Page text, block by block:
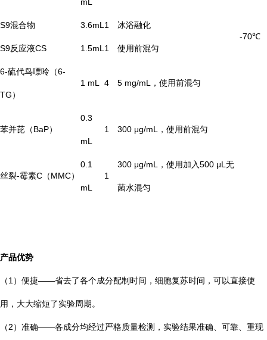
-70℃
S9混合物 3.6mL 1 冰浴融化
S9反应液CS 1.5mL 1 使用前混匀
6-硫代鸟嘌呤（6-
TG）
1 mL 4 5 mg/mL，使用前混匀
苯并芘（BaP）
0.3
mL
1 300 μg/mL，使用前混匀
丝裂-霉素C（MMC）
0.1
mL
1
300 μg/mL，使用加入500 μL无
菌水混匀
产品优势
（1）便捷——省去了各个成分配制时间，细胞复苏时间，可以直接使
用，大大缩短了实验周期。
（2）准确——各成分均经过严格质量检测，实验结果准确、可靠、重现